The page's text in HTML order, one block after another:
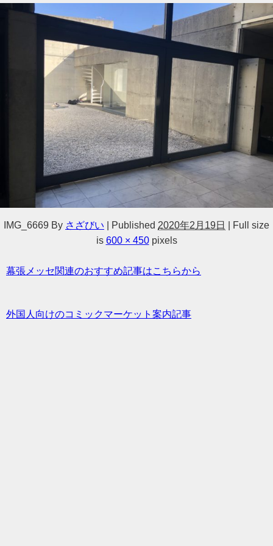
IMG_6669 By さざびい Published 2020年2月19日
Full size
is 600 × 450pixels
幕張メッセ関連のおすすめ記事はこちらから
外国人向けのコミックマーケット案内記事